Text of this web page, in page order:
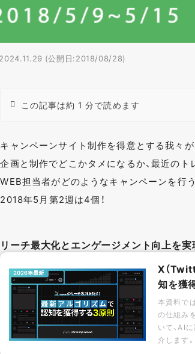
(公開日:2018/08/28)
この記事は約 1 分で読めます
キャンペーンサイト制作を得意とする我々が
企画と制作でどこかタメになるか、最近のト
WEB担当者がどのようなキャンペーンを行
2018年5月第2週は4個！
リーチ最大化とエンゲージメント向上を
X（
知を獲
本資料で
の仕組み
いて、AI
介します。